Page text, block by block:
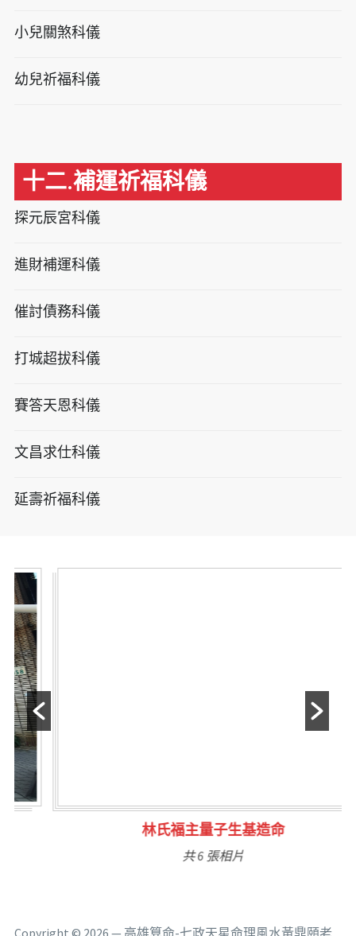
小兒關煞科儀
幼兒祈福科儀
十二.補運祈福科儀
探元辰宮科儀
進財補運科儀
催討債務科儀
打城超拔科儀
賽答天恩科儀
文昌求仕科儀
延壽祈福科儀
林氏福主量子生基造命
共 6 張相片